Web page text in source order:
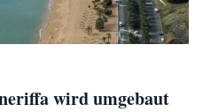
wird umgebaut